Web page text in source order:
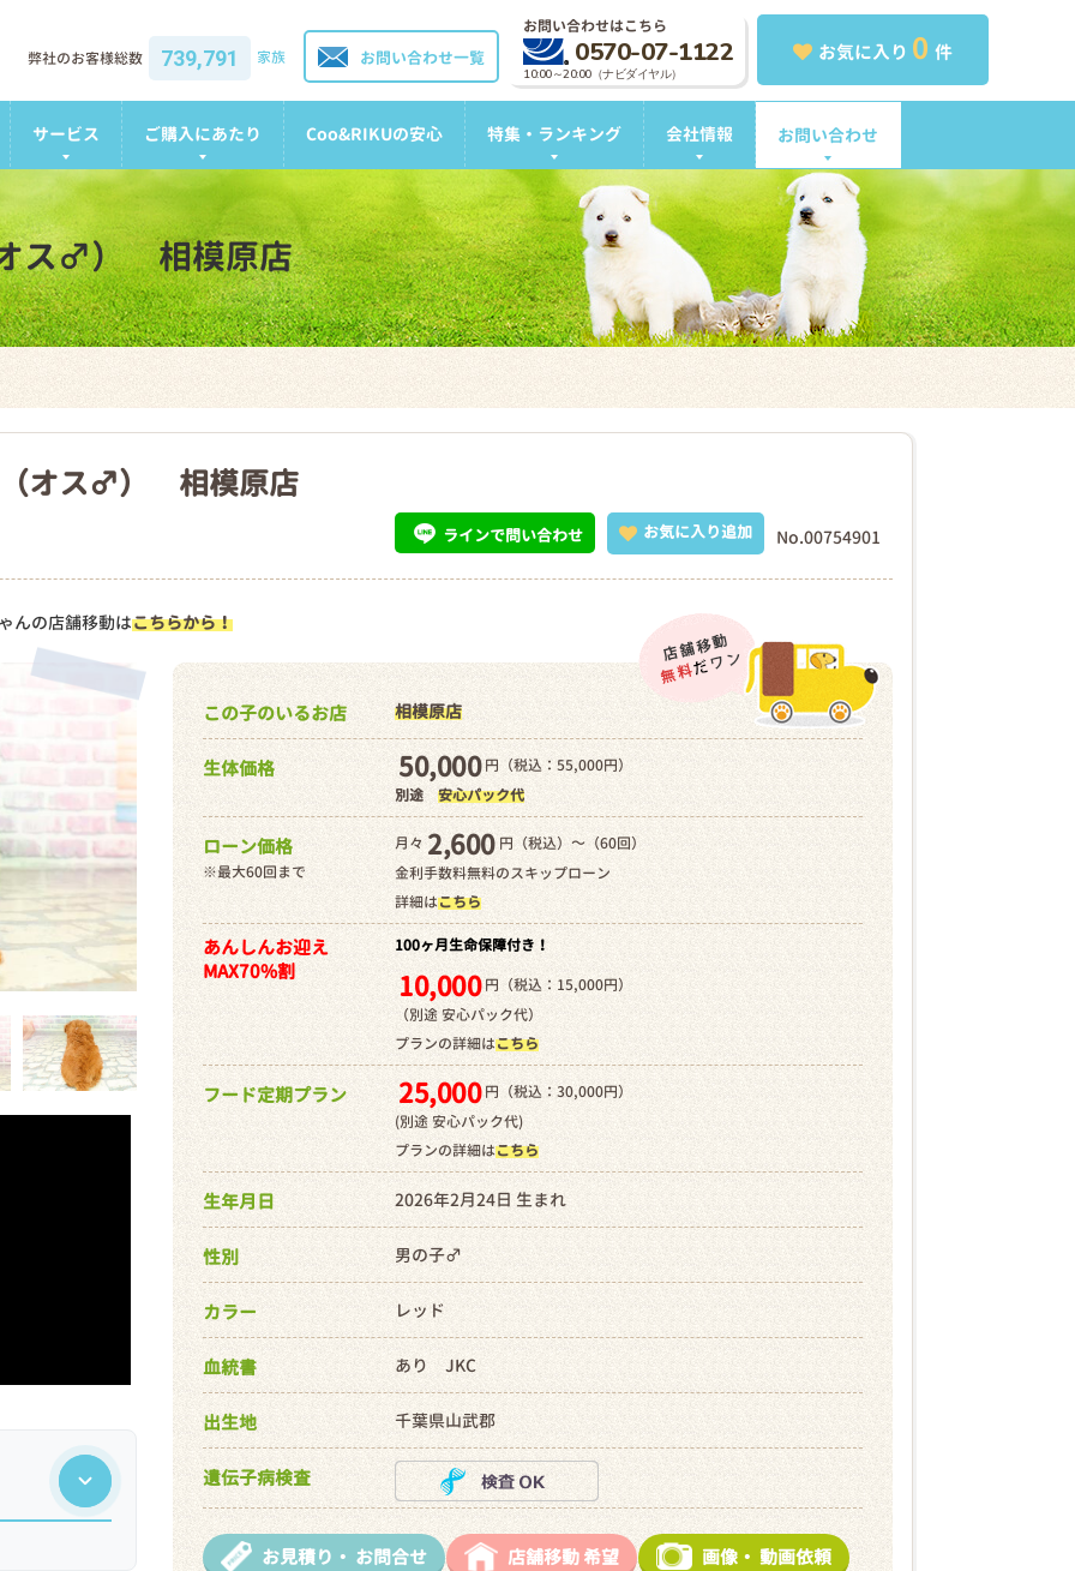
お気に入り 0 件
お問い合わせはこちら
0570-07-1122
10:00～20:00（ナビダイヤル）
お問い合わせ一覧
弊社のお客様総数 739,791 家族
サービス ご購入にあたり Coo&RIKUの安心 特集・ランキング 会社情報 お問い合わせ
ス♂） 相模原店
（オス♂） 相模原店
No.00754901
お気に入り追加
ラインで問い合わせ
んの店舗移動はこちらから！
この子のいるお店 相模原店
生体価格 50,000円（税込：55,000円）
別途 安心パック代
ローン価格
※最大60回まで
月々 2,600 円（税込）～（60回）
金利手数料無料のスキップローン
詳細はこちら
あんしんお迎え
MAX70%割
100ヶ月生命保障付き！
10,000 円（税込：15,000円）
（別途 安心パック代）
プランの詳細はこちら
フード定期プラン 25,000 円（税込：30,000円）
(別途 安心パック代)
プランの詳細はこちら
生年月日 2026年2月24日 生まれ
性別 男の子♂
カラー レッド
血統書 あり JKC
出生地 千葉県山武郡
遺伝子病検査
お見積り・ お問合せ 店舗移動希望 画像・ 動画依頼